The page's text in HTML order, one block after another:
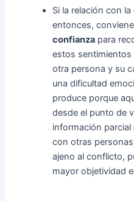
Si la relación con
entonces,
confianza para
estos sentimientos
otra persona y su
una dificultad
produce porque
desde el punto de
información parcial
con otras
ajeno al conflicto,
mayor objetividad